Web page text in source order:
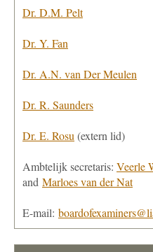
Dr. D.M. Pelt
Dr. Y. Fan
Dr. A.N. van Der Meulen
Dr. R. Saunders
Dr. E. Rosu (extern lid)
Ambtelijk secretaris: Veerle
and Marloes van der Nat
E-mail: